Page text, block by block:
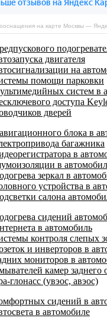
на карте Москвы —
двигателя
на
помощи парковки
систем в
доступа
дверей
блока в
багажника
в
в
зеркал в
устройства в
салона
сидений
в автомобиль
контроля слепых
и инверторов в
мониторов в
камер заднего
глонасс (увэос, авэос)
сидений в
в автомобиле